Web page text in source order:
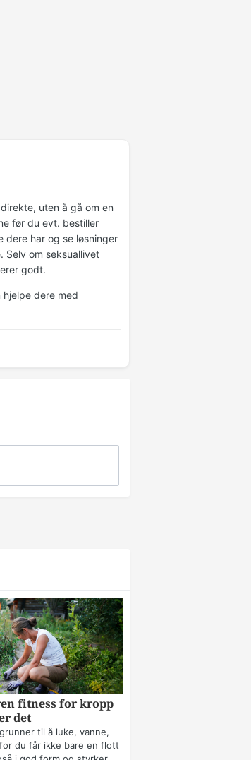
uten å gå om en
før du evt. bestiller
dere har og se løsninger
Selv om seksuallivet
godt.
dere med
fitness for kropp
det
til å luke, vanne,
du får ikke bare en flott